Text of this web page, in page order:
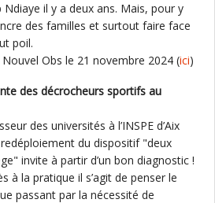
Ndiaye il y a deux ans. Mais, pour y
des familles et surtout faire face
poil.
Obs le 21 novembre 2024 (ici)
des décrocheurs sportifs au
des universités à l’INSPE d’Aix
du dispositif "deux
invite à partir d’un bon diagnostic !
à la pratique il s’agit de penser le
passant par la nécessité de